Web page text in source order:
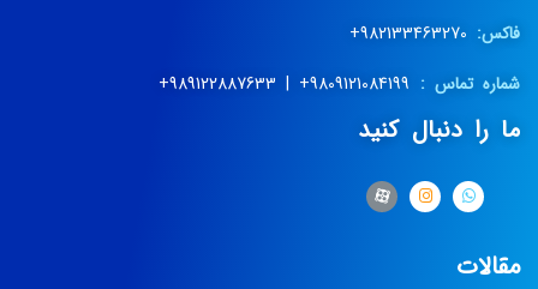
فاکس:
شماره تماس :
ما را دنبال کنید
مقالات